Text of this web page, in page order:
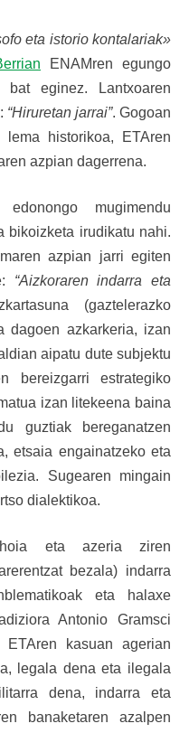
eta istorio kontalariak»
ENAMren egungo
bat eginez. Lantxoaren
“Hiruretan jarrai”. Gogoan
historikoa, ETAren
azpian dagerrena.
mugimendu
bikoizketa irudikatu nahi.
azpian jarri egiten
“Aizkoraren indarra eta
(gaztelerazko
dagoen azkarkeria, izan
aipatu dute subjektu
bereizgarri estrategiko
izan litekeena baina
guztiak bereganatzen
etsaia engainatzeko eta
Sugearen mingain
dialektikoa.
eta azeria ziren
bezala) indarra
eta halaxe
Antonio Gramsci
ETAren kasuan agerian
legala dena eta ilegala
dena, indarra eta
banaketaren azalpen